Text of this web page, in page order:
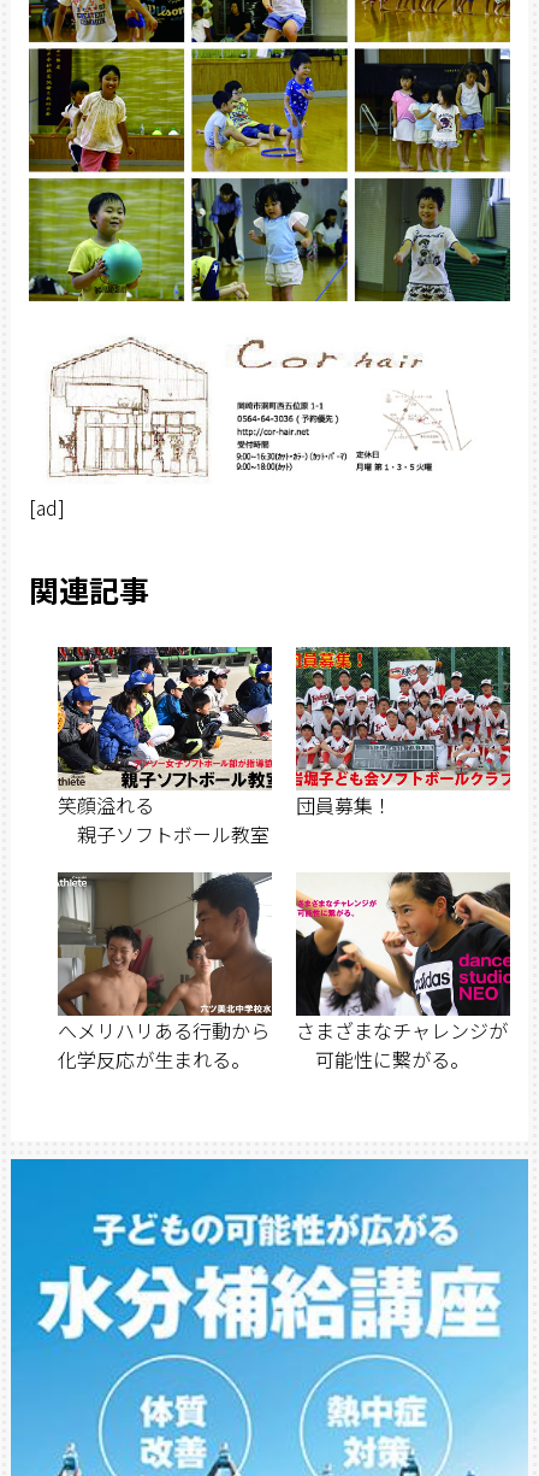
[ad]
関連記事
笑顔溢れる
親子ソフトボール教室
団員募集！
へメリハリある行動から
化学反応が生まれる。
さまざまなチャレンジが
可能性に繋がる。